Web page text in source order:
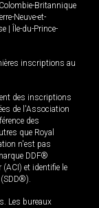
Colombie-Britannique
Neuve-et-
Île-du-Prince-
inscriptions au
des inscriptions
de l'Association
des
que Royal
n'est pas
DDF®
et identifie le
Les bureaux